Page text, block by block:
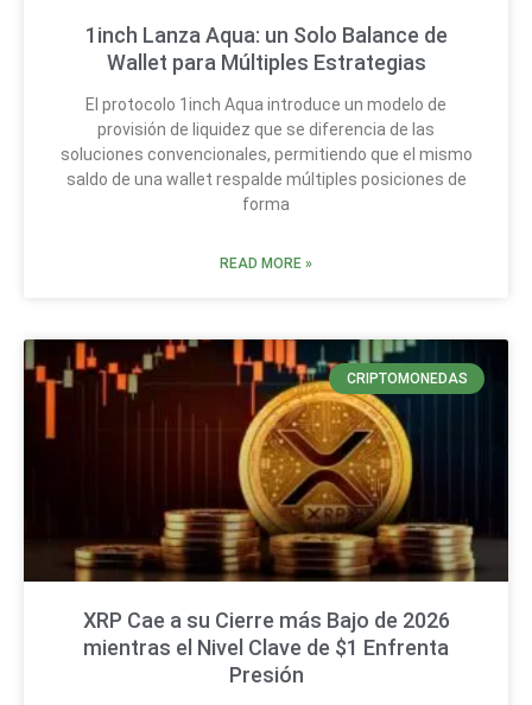
1inch Lanza Aqua: un Solo Balance de
Wallet para Múltiples Estrategias
El protocolo 1inch Aqua introduce un modelo de
provisión de liquidez que se diferencia de las
soluciones convencionales, permitiendo que el mismo
saldo de una wallet respalde múltiples posiciones de
forma
READ MORE »
CRIPTOMONEDAS
XRP Cae a su Cierre más Bajo de 2026
mientras el Nivel Clave de $1 Enfrenta
Presión